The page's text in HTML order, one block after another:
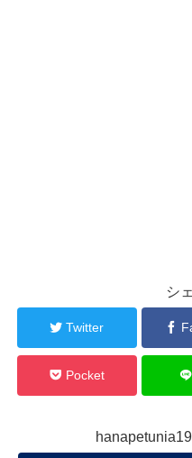
シ
Twitter
Pocket